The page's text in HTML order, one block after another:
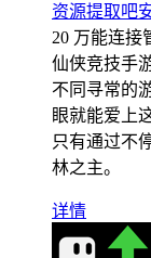
资源提取吧
20 万能连接
仙侠竞技手
不同寻常的
眼就能爱上
只有通过不
林之主。
详情